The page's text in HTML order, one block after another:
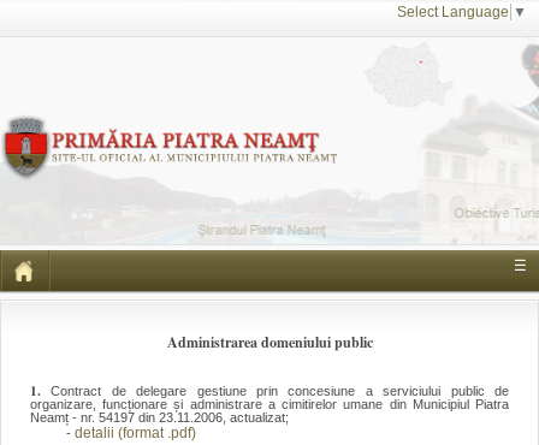
Select Language ▼
☰
Administrarea domeniului public
1.Contract de delegare gestiune prin concesiune a serviciului public de
organizare, funcționare și administrare a cimitirelor umane din Municipiul Piatra
Neamț - nr. 54197 din 23.11.2006, actualizat;
- detalii (format .pdf)